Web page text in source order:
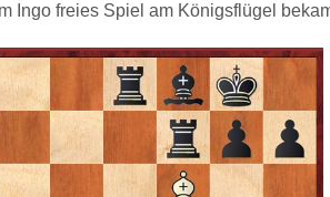
Ingo freies Spiel am Königsflügel